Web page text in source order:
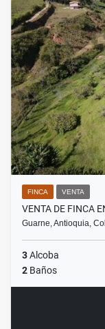
FINCA VENTA
VENTA DE FINCA
Guarne, Antioquia,
3Alcoba
2 Baños